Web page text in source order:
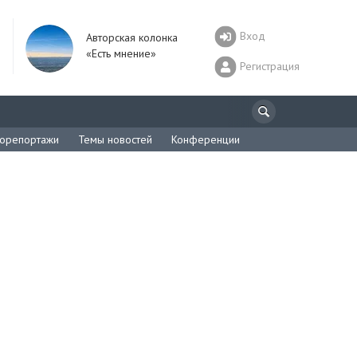
Авторская колонка
«Есть мнение»
Вход
Регистрация
Темы новостей Конференции